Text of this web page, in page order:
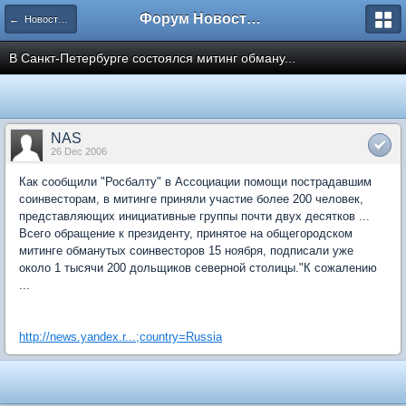
← Новости рынка недвижимости Форум Новостройки
В Санкт-Петербурге состоялся митинг обману...
NAS
26 Dec 2006
Как сообщили "Росбалту" в Ассоциации помощи пострадавшим
соинвесторам, в митинге приняли участие более 200 человек,
представляющих инициативные группы почти двух десятков ...
Всего обращение к президенту, принятое на общегородском
митинге обманутых соинвесторов 15 ноября, подписали уже
около 1 тысячи 200 дольщиков северной столицы."К сожалению
...
http://news.yandex.r...;country=Russia